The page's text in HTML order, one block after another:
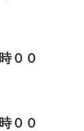
００
００